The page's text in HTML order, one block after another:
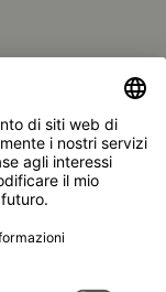
Kikkoman
Germany